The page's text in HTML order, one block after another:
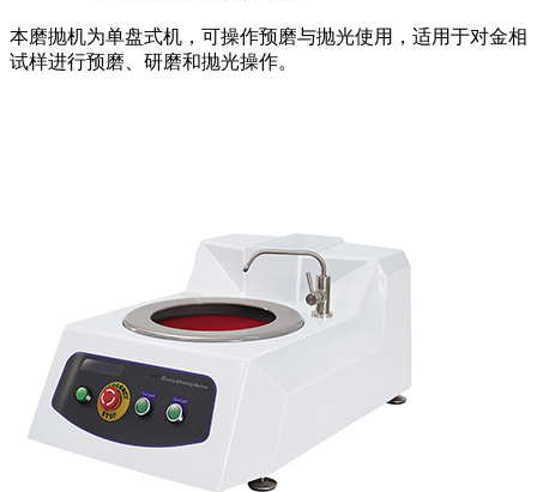
本磨抛机为单盘式机，可操作预磨与抛光使用，适用于对金相
试样进行预磨、研磨和抛光操作。